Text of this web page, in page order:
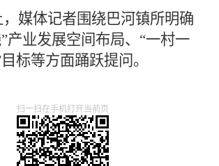
媒体记者围绕巴河镇所明确
产业发展空间布局、“一村一
标等方面踊跃提问。
扫一扫在手机打开当前页